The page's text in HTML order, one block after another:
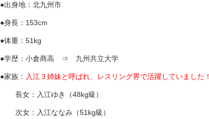
●出身地：北九州市
●身長：153cm
●体重：51kg
●学歴：小倉商高 ⇒ 九州共立大学
●家族： 入江３姉妹と呼ばれ、レスリング界で活躍していました！
長女：入江ゆき（48kg級）
次女：入江ななみ（51kg級）